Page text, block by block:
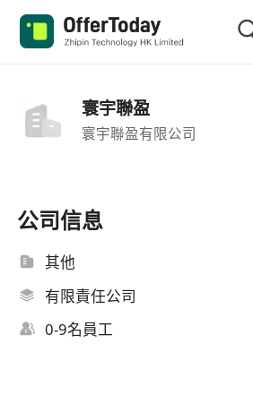
寰宇聯盈
寰宇聯盈有限公司
公司信息
其他
有限責任公司
0-9名員工